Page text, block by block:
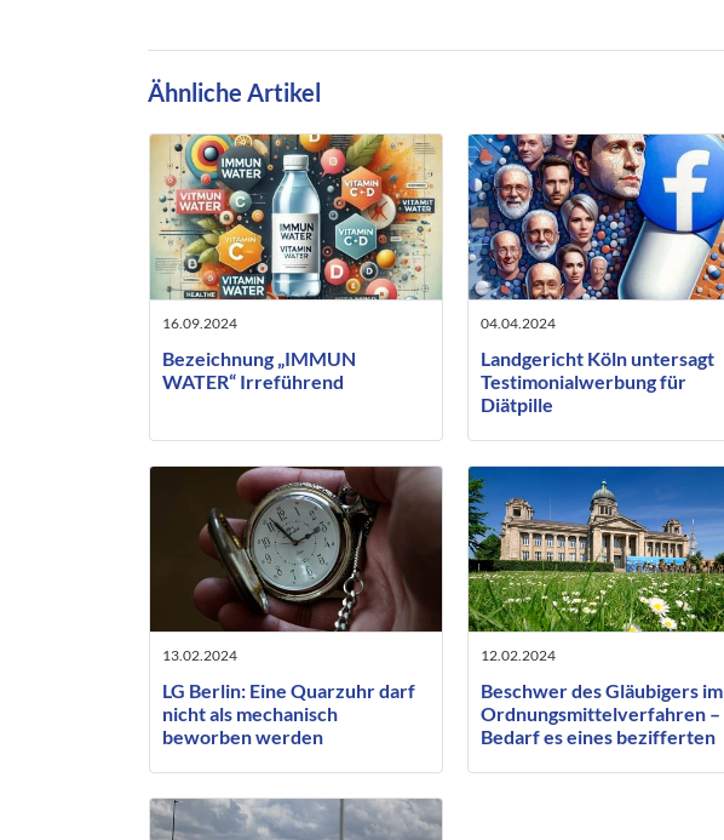
Ähnliche Artikel
16.09.2024
Bezeichnung „IMMUN
WATER“ Irreführend
04.04.2024
Landgericht Köln untersagt
Testimonialwerbung für
Diätpille
13.02.2024
LG Berlin: Eine Quarzuhr darf
nicht als mechanisch
beworben werden
12.02.2024
Beschwer des Gläubigers im
Ordnungsmittelverfahren –
Bedarf es eines bezifferten